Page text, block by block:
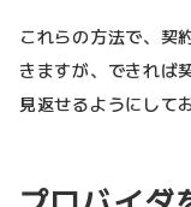
これらの方法で、契
きますが、できれば
見返せるようにして